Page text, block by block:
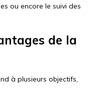
ou encore le suivi des
de la
à plusieurs objectifs,